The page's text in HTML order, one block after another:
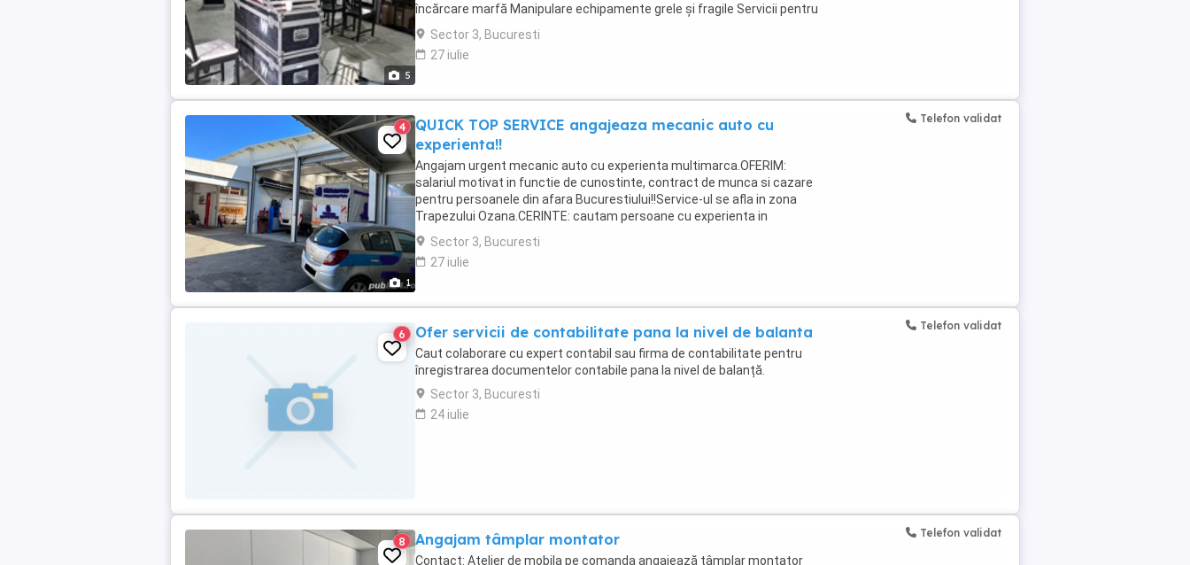
5
încărcare marfă Manipulare echipamente grele și fragile Servicii pentru
firme ...
Sector 3, Bucuresti
27 iulie
1
4
QUICK TOP SERVICE angajeaza mecanic auto cu
experienta!!
Angajam urgent mecanic auto cu experienta multimarca.OFERIM:
salariul motivat in functie de cunostinte, contract de munca si cazare
pentru persoanele din afara Bucurestiului!!Service-ul se afla in zona
Trapezului Ozana.CERINTE: cautam persoane cu experienta in
domeniul auto, persoane serioase si responsabile ...
Sector 3, Bucuresti
27 iulie
Telefon validat
6 Ofer servicii de contabilitate pana la nivel de balanta
Caut colaborare cu expert contabil sau firma de contabilitate pentru
înregistrarea documentelor contabile pana la nivel de balanță.
Sector 3, Bucuresti
24 iulie
Telefon validat
8 Angajam tâmplar montator
Contact: Atelier de mobila pe comanda angajează tâmplar montator
Telefon validat